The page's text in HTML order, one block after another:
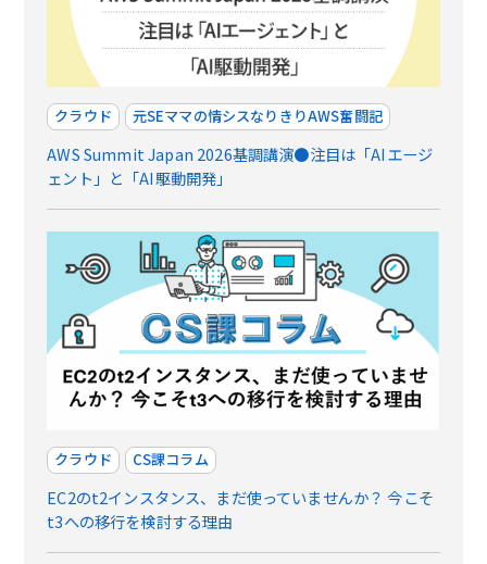
クラウド 元SEママの情シスなりきりAWS奮闘記
AWS Summit Japan 2026基調講演●注目は「AIエージ
ェント」と「AI駆動開発」
クラウド CS課コラム
EC2のt2インスタンス、まだ使っていませんか？ 今こそ
t3への移行を検討する理由